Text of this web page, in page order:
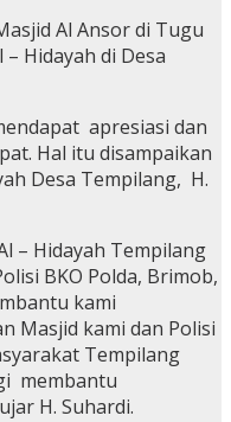
Al Ansor di Tugu
Hidayah di Desa
apresiasi dan
Hal itu disampaikan
Desa Tempilang, H.
– Hidayah Tempilang
BKO Polda, Brimob,
kami
Masjid kami dan Polisi
Tempilang
membantu
H. Suhardi.